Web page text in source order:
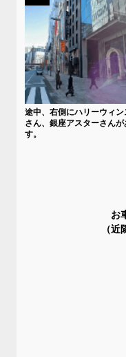
途中、右側にハリーウィン
さん、銀座アスターさんが
す。
お
（近